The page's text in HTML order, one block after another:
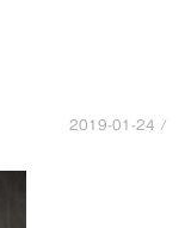
2019-01-24 /